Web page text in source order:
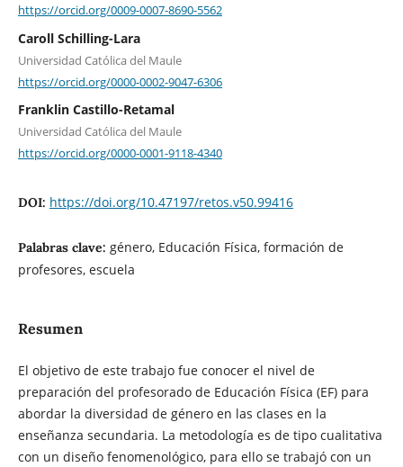
https://orcid.org/0009-0007-8690-5562
Caroll Schilling-Lara
Universidad Católica del Maule
https://orcid.org/0000-0002-9047-6306
Franklin Castillo-Retamal
Universidad Católica del Maule
https://orcid.org/0000-0001-9118-4340
DOI: https://doi.org/10.47197/retos.v50.99416
Palabras clave: género, Educación Física, formación de
profesores, escuela
Resumen
El objetivo de este trabajo fue conocer el nivel de
preparación del profesorado de Educación Física (EF) para
abordar la diversidad de género en las clases en la
enseñanza secundaria. La metodología es de tipo cualitativa
con un diseño fenomenológico, para ello se trabajó con un